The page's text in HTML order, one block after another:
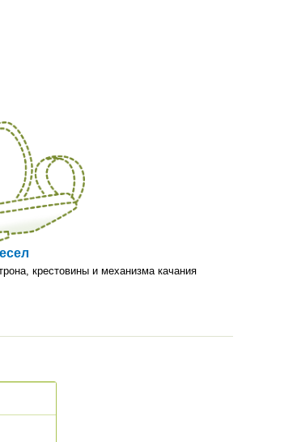
крестовины и механизма качания